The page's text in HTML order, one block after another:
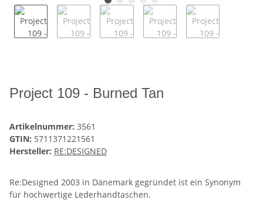
Project 109 - Burned Tan
Artikelnummer: 3561
GTIN: 5711371221561
Hersteller: RE:DESIGNED
Re:Designed 2003 in Dänemark gegründet ist ein Synonym
für hochwertige Lederhandtaschen.